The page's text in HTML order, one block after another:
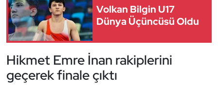
Volkan Bilgin U17
Dünya Üçüncüsü Oldu
Hikmet Emre İnan rakiplerini
geçerek finale çıktı
Genel
Golf
Güreş